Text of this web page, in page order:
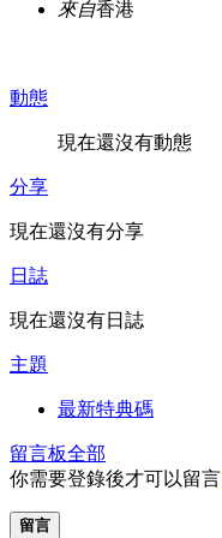
來自香港
動態
現在還沒有動態
分享
現在還沒有分享
日誌
現在還沒有日誌
主題
最新特典碼
留言板全部
你需要登錄後才可以留言
留言